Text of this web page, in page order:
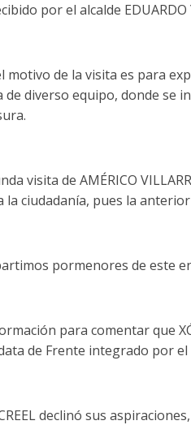
por el alcalde
motivo de la visita es para
diverso equipo, donde se
visita de AMÉRICO
la ciudadanía, pues la
pormenores de este
para comentar que
de Frente integrado por el
declinó sus